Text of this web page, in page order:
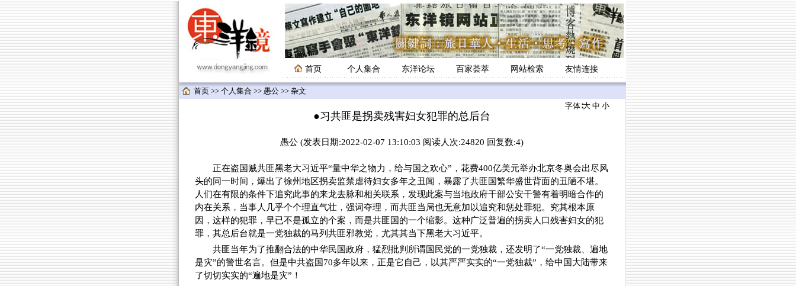
首页 个人集合 东洋论坛 百家荟萃 网站检索 友情连接
首页 >> 个人集合 >> 愚公 >> 杂文
字体∶大 中 小
●习共匪是拐卖残害妇女犯罪的总后台
愚公 (发表日期:2022-02-07 13:10:03 阅读人次:24820 回复数:4)
正在盗国贼共匪黑老大习近平“量中华之物力，给与国之欢心”，花费400亿美元举办北京冬奥会出尽风
头的同一时间，爆出了徐州地区拐卖监禁虐待妇女多年之丑闻，暴露了共匪国繁华盛世背面的丑陋不堪。
人们在有限的条件下追究此事的来龙去脉和相关联系，发现此案与当地政府干部公安干警有着明暗合作的
内在关系，当事人几乎个个理直气壮，强词夺理，而共匪当局也无意加以追究和惩处罪犯。究其根本原
因，这样的犯罪，早已不是孤立的个案，而是共匪国的一个缩影。这种广泛普遍的拐卖人口残害妇女的犯
罪，其总后台就是一党独裁的马列共匪邪教党，尤其其当下黑老大习近平。
共匪当年为了推翻合法的中华民国政府，猛烈批判所谓国民党的一党独裁，还发明了“一党独裁、遍地
是灾”的警世名言。但是中共盗国70多年以来，正是它自己，以其严严实实的“一党独裁”，给中国大陆带来
了切切实实的“遍地是灾”！